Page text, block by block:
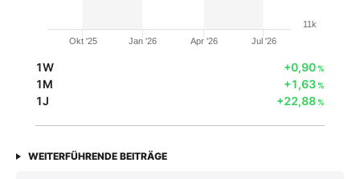
Okt '25 Jan '26 Apr '26 Jul '26
11k
1W +0,90%
1M +1,63%
1J +22,88%
WEITERFÜHRENDE BEITRÄGE